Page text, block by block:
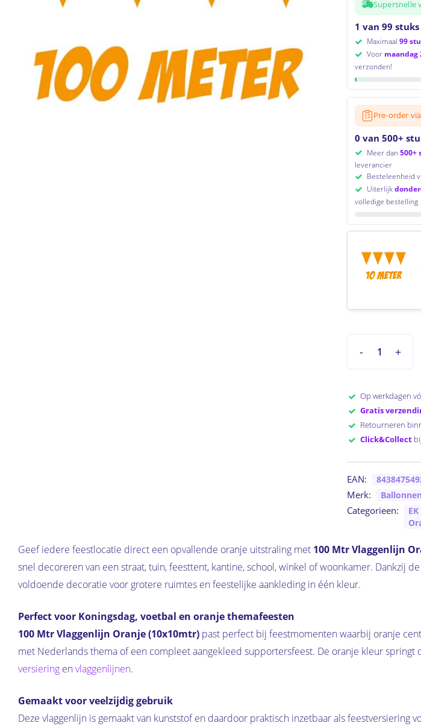
Hit enter to search or ESC to close
Supersnelle
1 van 99
Maximaal 99
Voor maandag
verzonden!
Pre-order
0 van 500+
Meer dan 500+
leverancier
Besteleenheid
Uiterlijk
volledige bestelling
Op werkdagen
Gratis
Retourneren
Click&Collect
EAN:
Merk:
Categorieen:
Geef iedere feestlocatie direct een opvallende oranje uitstraling met 100 Mtr Vlaggenlijn
snel decoreren van een straat, tuin, feesttent, kantine, school, winkel of woonkamer. Dankzij
voldoende decoratie voor grotere ruimtes en feestelijke aankleding in één kleur.
Perfect voor Koningsdag, voetbal en oranje themafeesten
100 Mtr Vlaggenlijn Oranje (10x10mtr) past perfect bij feestmomenten waarbij oranje
met Nederlands thema of een compleet aangekleed supportersfeest. De oranje kleur
versiering envlaggenlijnen.
Gemaakt voor veelzijdig gebruik
Deze vlaggenlijn is gemaakt van kunststof en daardoor praktisch inzetbaar als feestversiering